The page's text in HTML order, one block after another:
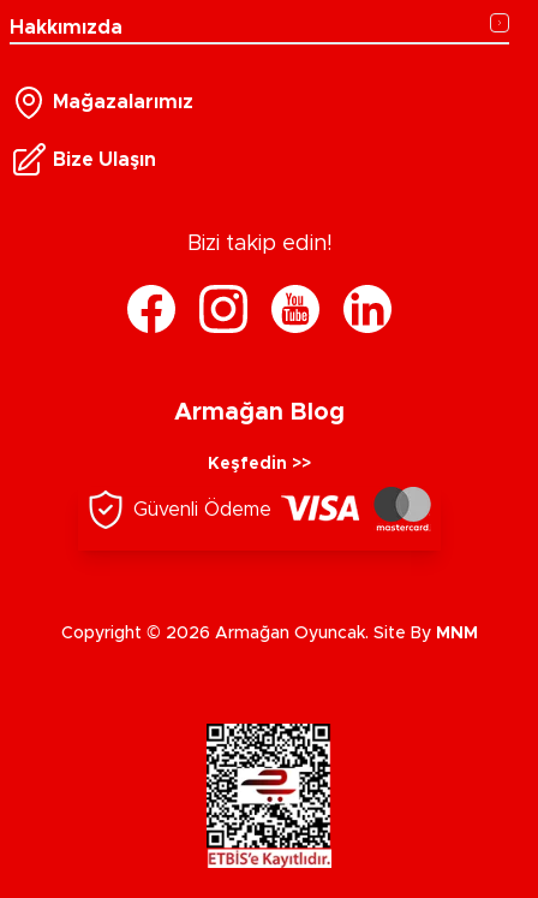
Hakkımızda
Mağazalarımız
Bize Ulaşın
Bizi takip edin!
Armağan Blog
Keşfedin >>
Güvenli Ödeme
Copyright © 2026 Armağan Oyuncak. Site By MNM